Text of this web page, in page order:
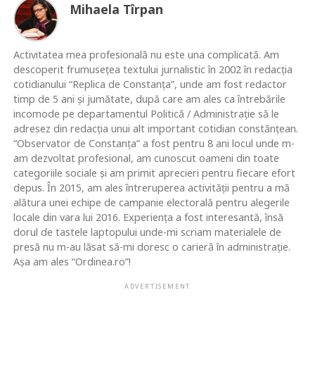
Mihaela Tîrpan
Activitatea mea profesională nu este una complicată. Am
descoperit frumusețea textului jurnalistic în 2002 în redacția
cotidianului “Replica de Constanța”, unde am fost redactor
timp de 5 ani și jumătate, după care am ales ca întrebările
incomode pe departamentul Politică / Administrație să le
adresez din redacția unui alt important cotidian constănțean.
“Observator de Constanța” a fost pentru 8 ani locul unde m-
am dezvoltat profesional, am cunoscut oameni din toate
categoriile sociale și am primit aprecieri pentru fiecare efort
depus. În 2015, am ales întreruperea activității pentru a mă
alătura unei echipe de campanie electorală pentru alegerile
locale din vara lui 2016. Experiența a fost interesantă, însă
dorul de tastele laptopului unde-mi scriam materialele de
presă nu m-au lăsat să-mi doresc o carieră în administrație.
Așa am ales “Ordinea.ro”!
ADVERTISEMENT